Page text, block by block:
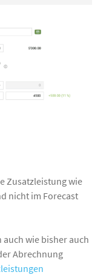
Zusatzleistung wie
nicht im Forecast
wie bisher auch
Abrechnung